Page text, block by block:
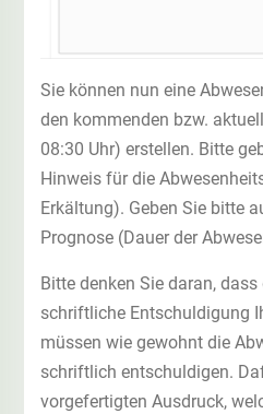
Sie können nun eine
den kommenden bzw.
08:30 Uhr) erstellen. Bitte
Hinweis für die
Erkältung). Geben Sie bitte
Prognose (Dauer der
Bitte denken Sie daran,
schriftliche Entschuldigung
müssen wie gewohnt die
schriftlich entschuldigen.
vorgefertigten Ausdruck,